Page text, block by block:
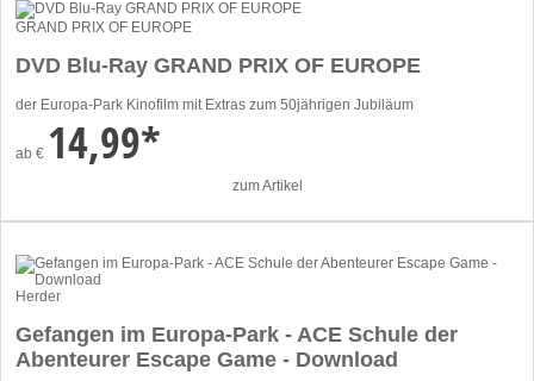
GRAND PRIX OF EUROPE
DVD Blu-Ray GRAND PRIX OF EUROPE
der Europa-Park Kinofilm mit Extras zum 50jährigen Jubiläum
ab € 14,99*
zum Artikel
Herder
Gefangen im Europa-Park - ACE Schule der
Abenteurer Escape Game - Download